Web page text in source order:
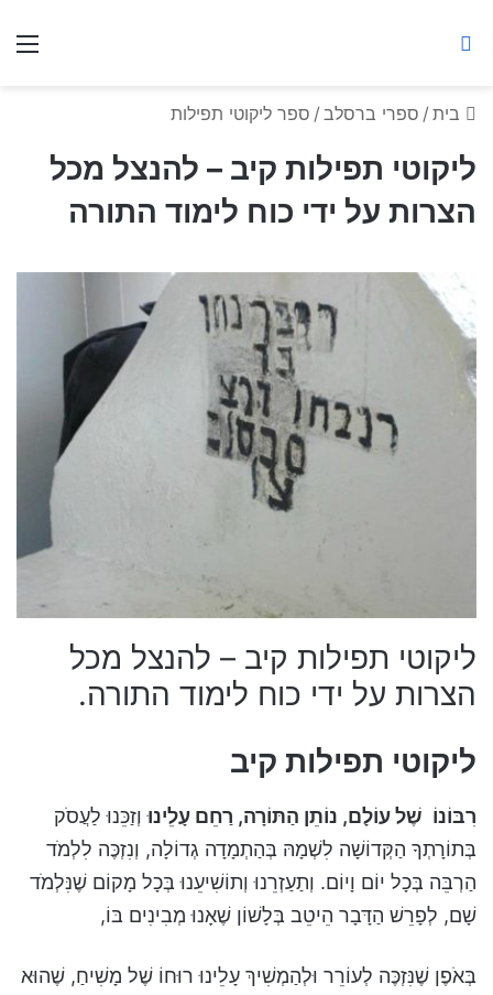
בית / ספרי ברסלב / ספר ליקוטי תפילות
ליקוטי תפילות קיב – להנצל מכל
הצרות על ידי כוח לימוד התורה
ליקוטי תפילות קיב – להנצל מכל
הצרות על ידי כוח לימוד התורה.
ליקוטי תפילות קיב
רִבּוֹנוֹ שֶׁל עוֹלָם, נוֹתֵן הַתּוֹרָה, רַחֵם עָלֵינוּוְזַכֵּנוּ לַעֲסֹק
בְּתוֹרָתְךָ הַקְּדוֹשָׁה לִשְׁמָהּ בְּהַתְמָדָה גְדוֹלָה, וְנִזְכֶּה לִלְמֹד
הַרְבֵּה בְּכָל יוֹם וָיוֹם. וְתַעַזְרֵנוּ וְתוֹשִׁיעֵנוּ בְּכָל מָקוֹם שֶׁנִּלְמֹד
שָׁם, לְפָרֵשׁ הַדָּבָר הֵיטֵב בְּלָשׁוֹן שֶׁאָנוּ מְבִינִים בּוֹ,
בְּאֹפֶן שֶׁנִּזְכֶּה לְעוֹרֵר וּלְהַמְשִׁיךְ עָלֵינוּ רוּחוֹ שֶׁל מָשִׁיחַ, שֶׁהוּא